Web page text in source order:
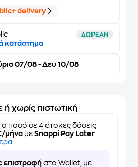
delivery
ΔΩΡΕΑΝ
κατάστημα
07/08 - Δευ 10/08
ή χωρίς πιστωτική
ποσό σε 4 άτοκες δόσεις
μήνα με Snappi Pay Later
επιστροφή στο Wallet, με